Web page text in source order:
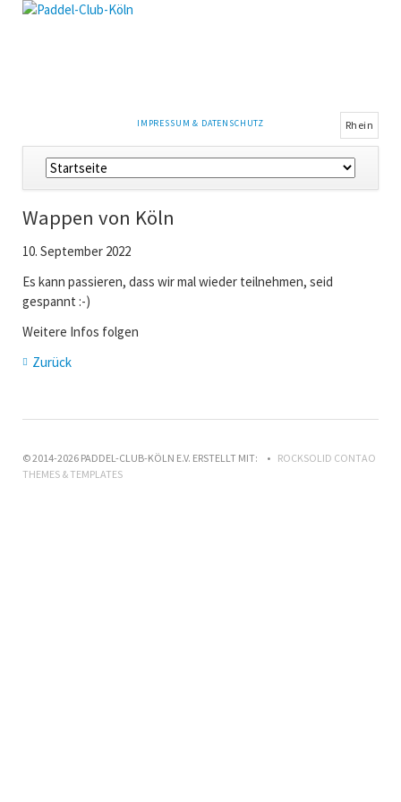
NAVIGATION
IMPRESSUM & DATENSCHUTZ Rhein
Navigation
überspringen
Wappen von Köln
10. September 2022
Es kann passieren, dass wir mal wieder teilnehmen, seid
gespannt :-)
Weitere Infos folgen
Zurück
© 2014-2026 PADDEL-CLUB-KÖLN E.V. ERSTELLT MIT:
ROCKSOLID CONTAO
THEMES & TEMPLATES